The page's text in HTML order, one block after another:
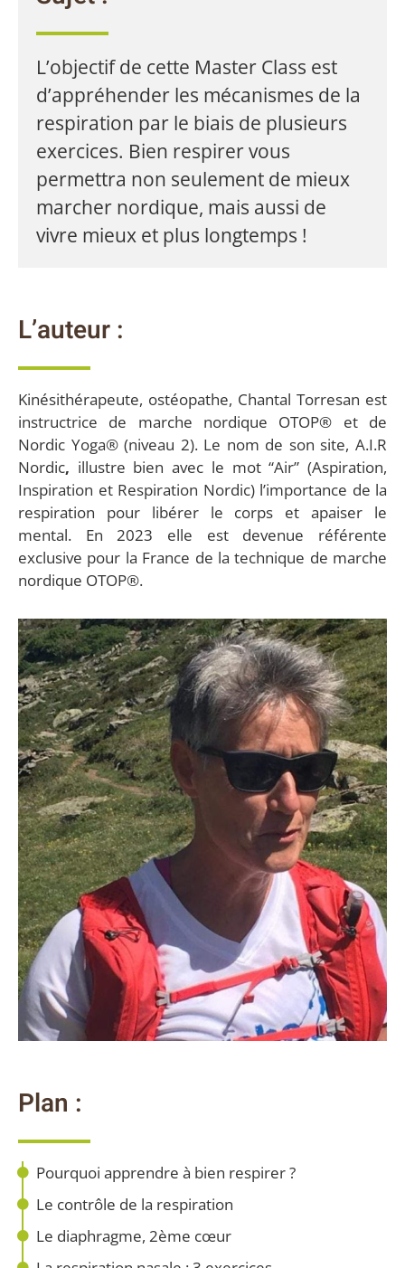
L’objectif de cette Master Class est
d’appréhender les mécanismes de la
respiration par le biais de plusieurs
exercices. Bien respirer vous
permettra non seulement de mieux
marcher nordique, mais aussi de
vivre mieux et plus longtemps !
L’auteur :
Kinésithérapeute, ostéopathe, Chantal Torresan est
instructrice de marche nordique OTOP® et de
Nordic Yoga® (niveau 2). Le nom de son site, A.I.R
Nordic, illustre bien avec le mot “Air” (Aspiration,
Inspiration et Respiration Nordic) l’importance de la
respiration pour libérer le corps et apaiser le
mental. En 2023 elle est devenue référente
exclusive pour la France de la technique de marche
nordique OTOP®.
Plan :
Pourquoi apprendre à bien respirer ?
Le contrôle de la respiration
Le diaphragme, 2ème cœur